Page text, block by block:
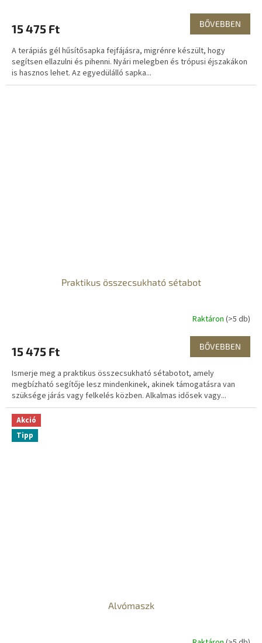
15 475 Ft BŐVEBBEN
A terápiás gél hűsítősapka fejfájásra, migrénre készült, hogy
segítsen ellazulni és pihenni. Nyári melegben és trópusi éjszakákon
is hasznos lehet. Az egyedülálló sapka...
Praktikus összecsukható sétabot
Raktáron (>5 db)
15 475 Ft BŐVEBBEN
Ismerje meg a praktikus összecsukható sétabotot, amely
megbízható segítője lesz mindenkinek, akinek támogatásra van
szüksége járás vagy felkelés közben. Alkalmas idősek vagy...
Akció
Tipp
Alvómaszk